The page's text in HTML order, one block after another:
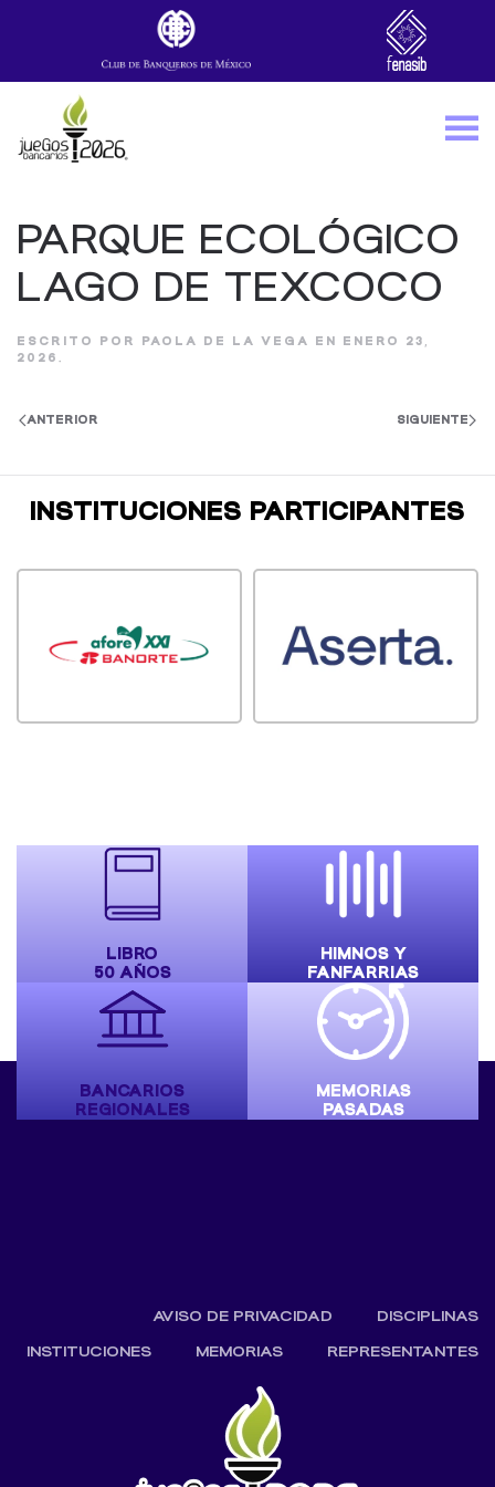
Skip to main content
PARQUE ECOLÓGICO
LAGO DE TEXCOCO
ESCRITO POR PAOLA DE LA VEGA EN ENERO 23,
2026 .
ANTERIOR SIGUIENTE
INSTITUCIONES PARTICIPANTES
LIBRO
50 AÑOS
HIMNOS Y
FANFARRIAS
BANCARIOS
REGIONALES
MEMORIAS
PASADAS
AVISO DE PRIVACIDAD
DISCIPLINAS
INSTITUCIONES
MEMORIAS REPRESENTANTES